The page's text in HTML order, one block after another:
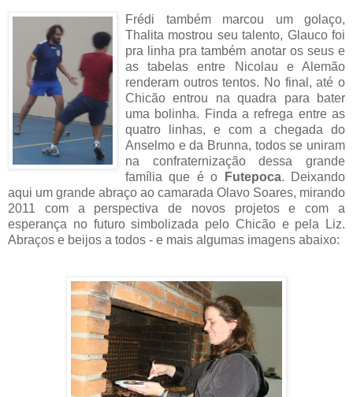
Frédi também marcou um golaço,
Thalita mostrou seu talento, Glauco foi
pra linha pra também anotar os seus e
as tabelas entre Nicolau e Alemão
renderam outros tentos. No final, até o
Chicão entrou na quadra para bater
uma bolinha. Finda a refrega entre as
quatro linhas, e com a chegada do
Anselmo e da Brunna, todos se uniram
na confraternização dessa grande
família que é o
Futepoca. Deixando
aqui um grande abraço ao camarada Olavo Soares, mirando
2011 com a perspectiva de novos projetos e com a
esperança no futuro simbolizada pelo Chicão e pela Liz.
Abraços e beijos a todos - e mais algumas imagens abaixo: